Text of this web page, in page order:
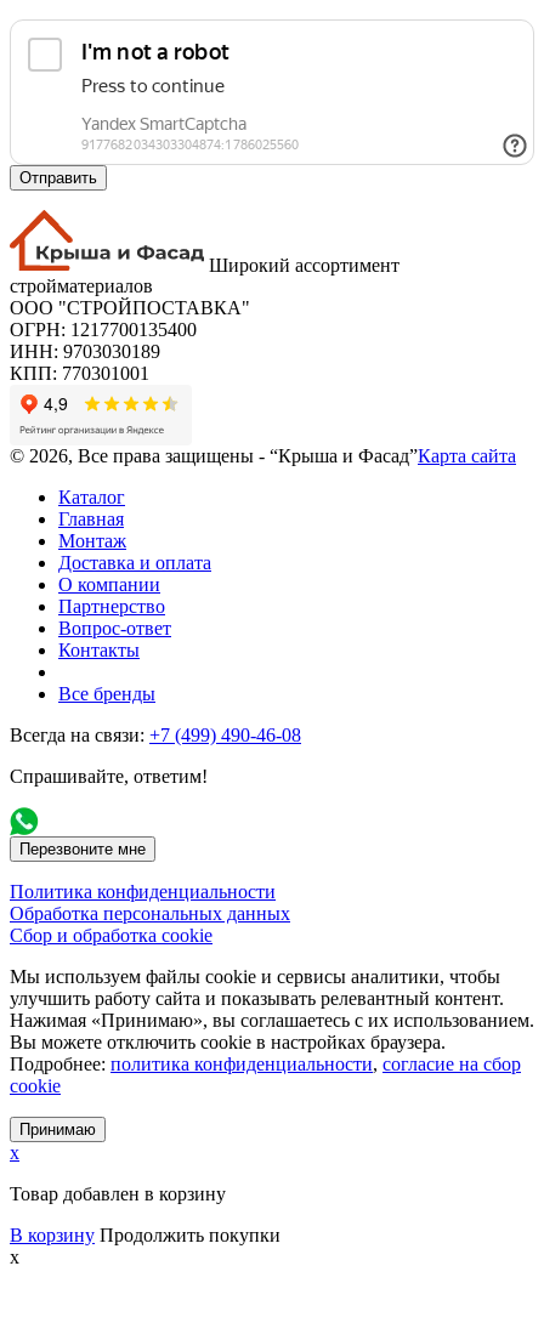
Отправить
Широкий ассортимент
стройматериалов
ООО "СТРОЙПОСТАВКА"
ОГРН: 1217700135400
ИНН: 9703030189
КПП: 770301001
© 2026, Все права защищены - “Крыша и Фасад”Карта сайта
Каталог
Главная
Монтаж
Доставка и оплата
О компании
Партнерство
Вопрос-ответ
Контакты
Все бренды
Всегда на связи: +7 (499) 490-46-08
Спрашивайте, ответим!
Перезвоните мне
Политика конфиденциальности
Обработка персональных данных
Сбор и обработка cookie
Мы используем файлы cookie и сервисы аналитики, чтобы
улучшить работу сайта и показывать релевантный контент.
Нажимая «Принимаю», вы соглашаетесь с их использованием.
Вы можете отключить cookie в настройках браузера.
Подробнее: политика конфиденциальности, согласие на сбор
cookie
Принимаю
x
Товар добавлен в корзину
В корзину Продолжить покупки
x